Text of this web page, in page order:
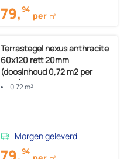
79,94
per ㎡
Terrastegel nexus anthracite
60x120 rett 20mm
(doosinhoud 0,72 m2 per
doos)
0.72 m²
Morgen geleverd
94